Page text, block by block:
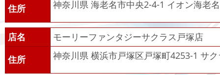
住所
神奈川県 海老名市中央2-4-1 イオン海老
店名
モーリーファンタジーサクラス戸塚店
住所
神奈川県 横浜市戸塚区戸塚町4253-1 サ